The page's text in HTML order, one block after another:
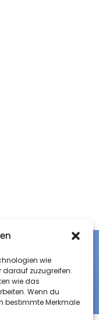
wie
zuzugreifen.
wie das
Wenn du
bestimmte Merkmale